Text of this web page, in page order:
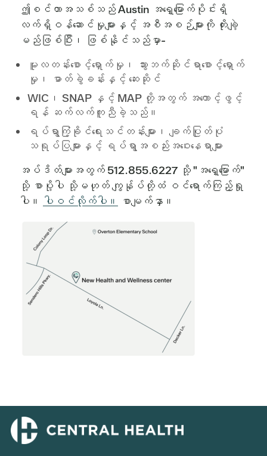
ဤစင်တာအသစ်သည် Austin အရှေ့မြောက်ပိုင်းရှိ
လက်ရှိဝန်ဆောင်မှုများနှင့် အစီအစဉ်များကို တိုးချဲ့
မည်ဖြစ်ပြီး၊ ဖြစ်နိုင်သည်မှာ-
မူလတန်းစောင့်ရှောက်မှု၊ သွားဘက်ဆိုင်ရာစောင့်ရှောက်
မှု၊ ဓာတ်ခွဲခန်းနှင့် ဆေးဆိုင်
WIC၊ SNAP နှင့် MAP တို့အတွက် အကောင့်ဖွင့်
ရန် ဆက်လက်ကူညီခဲ့သည်။
ရပ်ရွာကြံ့ခိုင်ရေးသင်တန်းများ၊ ချက်ပြုတ်ပုံ
သရုပ်ပြများနှင့် ရပ်ရွာအစည်းအဝေးနေရာများ
အပ်ဒိတ်များအတွက် 512.855.6227 သို့ "အရှေ့မြောက်"
သို့ စာပို့ပါ သို့မဟုတ် ကျွန်ုပ်တို့ထံ ဝင်ရောက်ကြည့်ရှု
ပါ။ ပါဝင်လိုက်ပါ။ စာမျက်နှာ။